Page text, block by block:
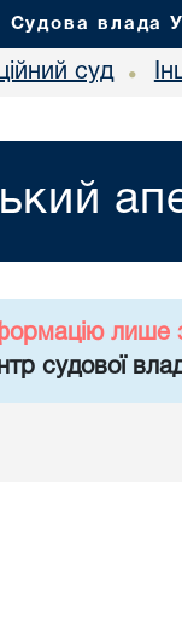
Судова влада
суд •
лише
судової